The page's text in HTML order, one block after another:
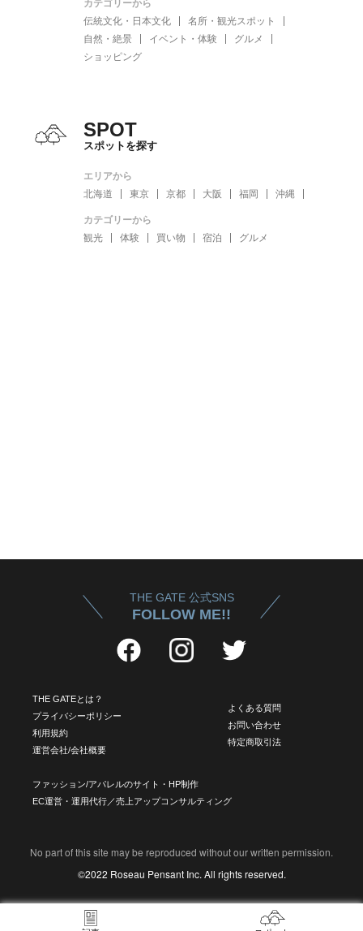
カテゴリーから
伝統文化・日本文化
名所・観光スポット
自然・絶景
イベント・体験
グルメ
ショッピング
SPOT
スポットを探す
エリアから
北海道
東京 京都 大阪 福岡 沖縄
カテゴリーから
観光
体験 買い物 宿泊 グルメ
THE GATE 公式SNS
FOLLOW ME!!
THE GATEとは？
プライバシーポリシー
利用規約
運営会社/会社概要
よくある質問
お問い合わせ
特定商取引法
ファッション/アパレルのサイト・HP制作
EC運営・運用代行／売上アップコンサルティング
No part of this site may be reproduced without our written permission.
©2022 Roseau Pensant Inc. All rights reserved.